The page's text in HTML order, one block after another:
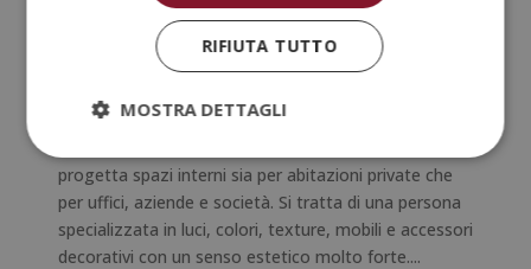
Consigli per diventare arredatore di
progetta spazi interni sia per abitazioni private che
per uffici, aziende e società. Si tratta di una persona
specializzata in luci, colori, texture, mobili e accessori
decorativi con un senso estetico molto forte....
RIFIUTA TUTTO
MOSTRA DETTAGLI